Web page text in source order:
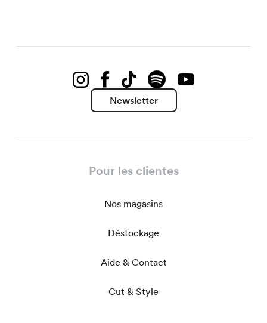
Newsletter
Pour les clientes
Nos magasins
Déstockage
Aide & Contact
Cut & Style